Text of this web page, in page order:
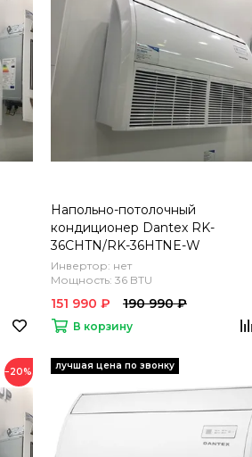
Напольно-потолочный
кондиционер Dantex RK-
36CHTN/RK-36HTNE-W
Инвертор: нет
Мощность: 36 BTU
151 990 ₽ 190 990 ₽
В корзину
−20%